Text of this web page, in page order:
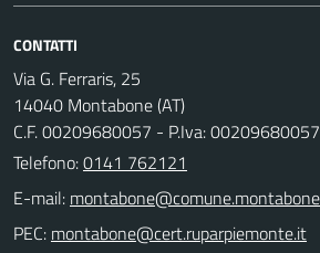
CONTATTI
Via G. Ferraris, 25
14040 Montabone (AT)
C.F. 00209680057 - P.Iva: 00209680057
Telefono:0141 762121
E-mail:
PEC: